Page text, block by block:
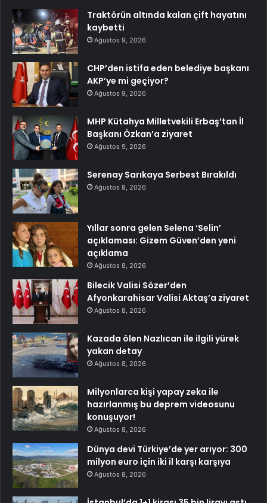
Traktörün altında kalan çift hayatını
kaybetti
Ağustos 9, 2026
CHP’den istifa eden belediye başkanı
AKP’ye mi geçiyor?
Ağustos 9, 2026
MHP Kütahya Milletvekili Erbaş’tan İl
Başkanı Özkan’a ziyaret
Ağustos 9, 2026
Serenay Sarıkaya Serbest Bırakıldı
Ağustos 8, 2026
Yıllar sonra gelen Selena ‘Selin’
açıklaması: Gizem Güven’den yeni
açıklama
Ağustos 8, 2026
Bilecik Valisi Sözer’den
Afyonkarahisar Valisi Aktaş’a ziyaret
Ağustos 8, 2026
Kazada ölen Nazlıcan ile ilgili yürek
yakan detay
Ağustos 8, 2026
Milyonlarca kişi yapay zeka ile
hazırlanmış bu deprem videosunu
konuşuyor!
Ağustos 8, 2026
Dünya devi Türkiye’de yer arıyor: 300
milyon euro için iki il karşı karşıya
Ağustos 8, 2026